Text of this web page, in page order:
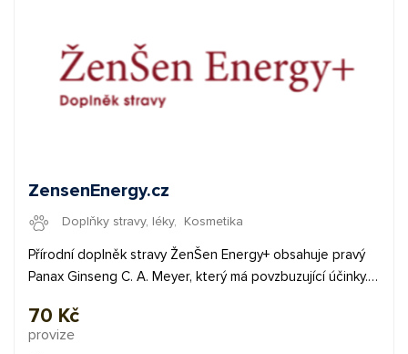
ZensenEnergy.cz
Doplňky stravy, léky, Kosmetika
Přírodní doplněk stravy ŽenŠen Energy+ obsahuje pravý
Panax Ginseng C. A. Meyer, který má povzbuzující účinky.
fyzické výkonnosti, psychické odolnosti a energie. Kromě
toho podporuje imunitní systém. ŽenŠen je možné
70 Kč
provize